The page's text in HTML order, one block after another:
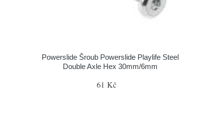
Powerslide Šroub Powerslide Playlife Steel
Double Axle Hex 30mm/6mm
61 Kč